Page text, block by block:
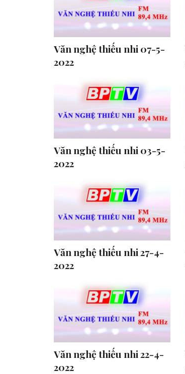
Văn nghệ thiếu nhi 07-5-
2022
Văn nghệ thiếu nhi 03-5-
2022
Văn nghệ thiếu nhi 27-4-
2022
Văn nghệ thiếu nhi 22-4-
2022